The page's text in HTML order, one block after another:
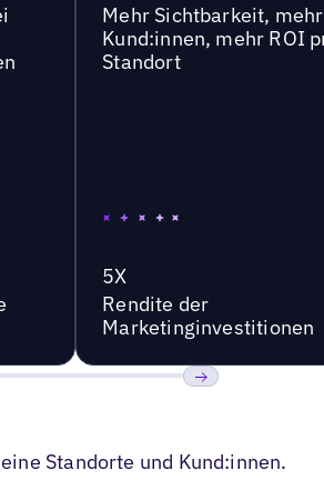
Mehr Sichtbarkeit, mehr
Kund:innen, mehr ROI
Standort
5X
Rendite der
Marketinginvestitionen
Standorte und Kund:innen.